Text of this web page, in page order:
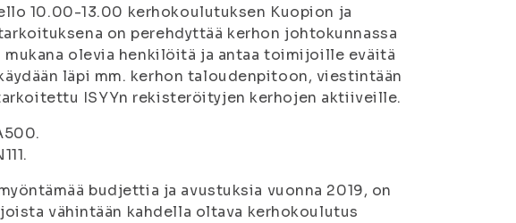
10.00-13.00 kerhokoulutuksen Kuopion ja
on perehdyttää kerhon johtokunnassa
olevia henkilöitä ja antaa toimijoille eväitä
läpi mm. kerhon taloudenpitoon, viestintään
ISYYn rekisteröityjen kerhojen aktiiveille.
budjettia ja avustuksia vuonna 2019, on
vähintään kahdella oltava kerhokoulutus